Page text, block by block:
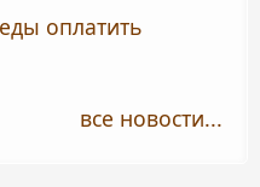
оплатить
все новости...